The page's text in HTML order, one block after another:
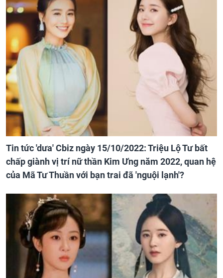
Tin tức 'dưa' Cbiz ngày 15/10/2022: Triệu Lộ Tư bất
chấp giành vị trí nữ thần Kim Ưng năm 2022, quan hệ
của Mã Tư Thuần với bạn trai đã 'nguội lạnh'?